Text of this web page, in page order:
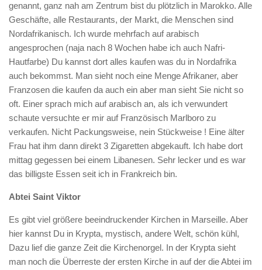
genannt, ganz nah am Zentrum bist du plötzlich in Marokko. Alle
Geschäfte, alle Restaurants, der Markt, die Menschen sind
Nordafrikanisch. Ich wurde mehrfach auf arabisch
angesprochen (naja nach 8 Wochen habe ich auch Nafri-
Hautfarbe) Du kannst dort alles kaufen was du in Nordafrika
auch bekommst. Man sieht noch eine Menge Afrikaner, aber
Franzosen die kaufen da auch ein aber man sieht Sie nicht so
oft. Einer sprach mich auf arabisch an, als ich verwundert
schaute versuchte er mir auf Französisch Marlboro zu
verkaufen. Nicht Packungsweise, nein Stückweise ! Eine älter
Frau hat ihm dann direkt 3 Zigaretten abgekauft. Ich habe dort
mittag gegessen bei einem Libanesen. Sehr lecker und es war
das billigste Essen seit ich in Frankreich bin.
Abtei Saint Viktor
Es gibt viel größere beeindruckender Kirchen in Marseille. Aber
hier kannst Du in Krypta, mystisch, andere Welt, schön kühl,
Dazu lief die ganze Zeit die Kirchenorgel. In der Krypta sieht
man noch die Überreste der ersten Kirche in auf der die Abtei im